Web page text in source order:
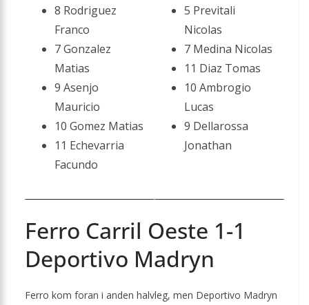
8 Rodriguez
Franco
7 Gonzalez
Matias
9 Asenjo
Mauricio
10 Gomez Matias
11 Echevarria
Facundo
5 Previtali
Nicolas
7 Medina Nicolas
11 Diaz Tomas
10 Ambrogio
Lucas
9 Dellarossa
Jonathan
Ferro Carril Oeste 1-1
Deportivo Madryn
Ferro kom foran i anden halvleg, men Deportivo Madryn